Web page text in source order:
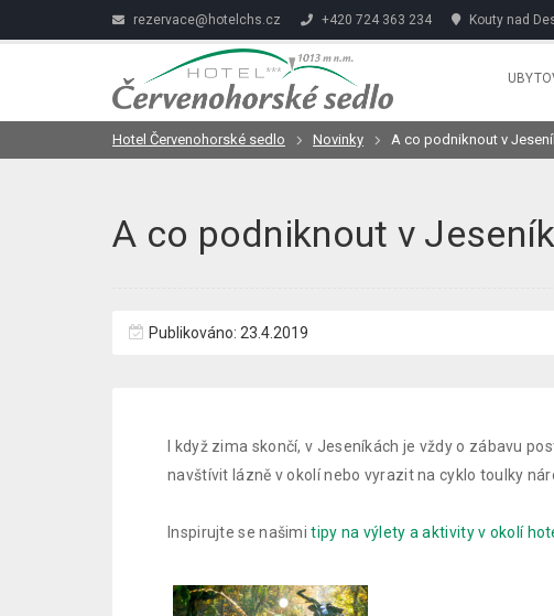
rezervace@hotelchs.cz +420 724 363 234 Kouty nad
Hotel Červenohorské sedlo Novinky A co podniknout v
A co podniknout v
Publikováno: 23.4.2019
I když zima skončí, v Jeseníkách je vždy o zábavu
navštívit lázně v okolí nebo vyrazit na cyklo toulky
Inspirujte se našimitipy na výlety a aktivity v okolí